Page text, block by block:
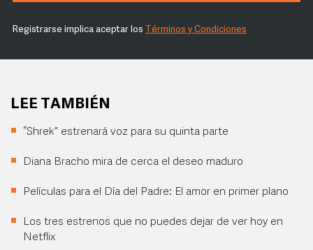
Registrarse implica aceptar los Términos y Condiciones
LEE TAMBIÉN
“Shrek” estrenará voz para su quinta parte
Diana Bracho mira de cerca el deseo maduro
Películas para el Día del Padre: El amor en primer plano
Los tres estrenos que no puedes dejar de ver hoy en
Netflix